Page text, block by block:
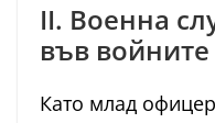
II. Военна
във войните
Като млад